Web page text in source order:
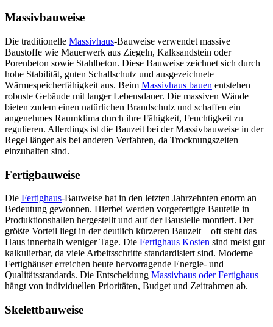
Massivbauweise
Die traditionelle Massivhaus-Bauweise verwendet massive
Baustoffe wie Mauerwerk aus Ziegeln, Kalksandstein oder
Porenbeton sowie Stahlbeton. Diese Bauweise zeichnet sich durch
hohe Stabilität, guten Schallschutz und ausgezeichnete
Wärmespeicherfähigkeit aus. Beim Massivhaus bauen entstehen
robuste Gebäude mit langer Lebensdauer. Die massiven Wände
bieten zudem einen natürlichen Brandschutz und schaffen ein
angenehmes Raumklima durch ihre Fähigkeit, Feuchtigkeit zu
regulieren. Allerdings ist die Bauzeit bei der Massivbauweise in der
Regel länger als bei anderen Verfahren, da Trocknungszeiten
einzuhalten sind.
Fertigbauweise
Die Fertighaus-Bauweise hat in den letzten Jahrzehnten enorm an
Bedeutung gewonnen. Hierbei werden vorgefertigte Bauteile in
Produktionshallen hergestellt und auf der Baustelle montiert. Der
größte Vorteil liegt in der deutlich kürzeren Bauzeit – oft steht das
Haus innerhalb weniger Tage. Die Fertighaus Kosten sind meist gut
kalkulierbar, da viele Arbeitsschritte standardisiert sind. Moderne
Fertighäuser erreichen heute hervorragende Energie- und
Qualitätsstandards. Die Entscheidung Massivhaus oder Fertighaus
hängt von individuellen Prioritäten, Budget und Zeitrahmen ab.
Skelettbauweise